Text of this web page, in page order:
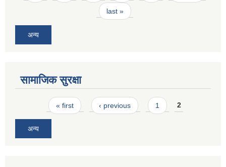
last »
अन्य
सामाजिक सुरक्षा
Pages« first ‹ previous 1 2
अन्य